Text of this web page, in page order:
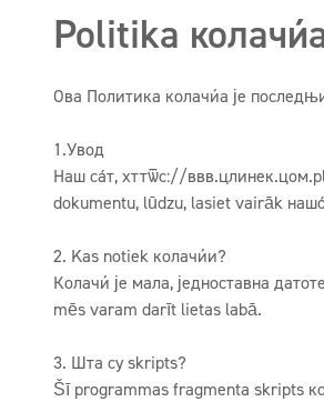
Politika
Ова Политика колачића је
1.Увод
Наш сајт,хттѿс://
dokumentu, lūdzu, lasiet vairāk
2. Kas notiek колачићи?
Колачић је мала, једноставна
mēs varam darīt lietas labā.
3. Шта су skripts?
Šī programmas fragmenta skripts